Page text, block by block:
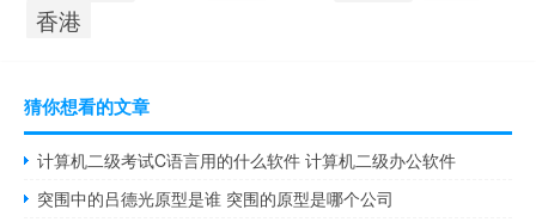
香港
猜你想看的文章
计算机二级考试C语言用的什么软件 计算机二级办公软件
突围中的吕德光原型是谁 突围的原型是哪个公司